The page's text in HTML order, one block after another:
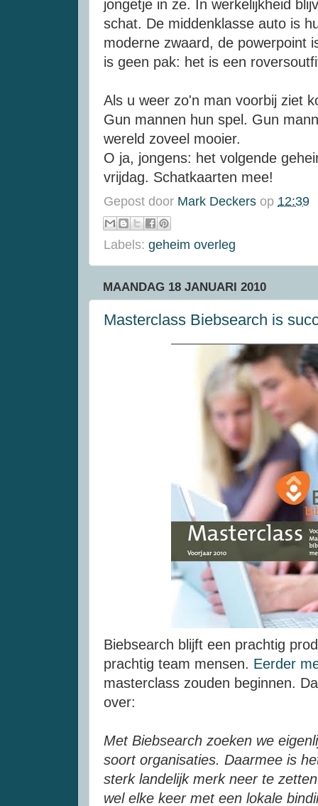
jongetje in ze. In werkelijkheid
schat. De middenklasse auto is
moderne zwaard, de powerpoint
is geen pak: het is een
Als u weer zo'n man voorbij ziet
Gun mannen hun spel. Gun
wereld zoveel mooier.
O ja, jongens: het volgende
vrijdag. Schatkaarten mee!
Gepost door Mark Deckers op 12:39
Labels: geheim overleg
MAANDAG 18 JANUARI 2010
Masterclass Biebsearch is
Biebsearch blijft een prachtig
prachtig team mensen. Eerder
masterclass zouden beginnen.
over:
Met Biebsearch zoeken we
soort organisaties. Daarmee is
sterk landelijk merk neer te
wel elke keer met een lokale